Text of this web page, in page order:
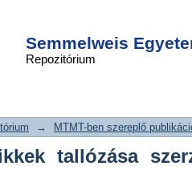
Semmelweis
Repozitórium
tallózása
Repository
→ MTMT-ben szereplő
tallózása